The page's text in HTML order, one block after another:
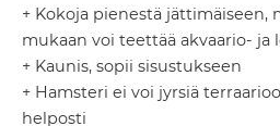
+ Kokoja pienestä jättimäiseen,
mukaan voi teettää akvaario-
+ Kaunis, sopii sisustukseen
+ Hamsteri ei voi jyrsiä
helposti